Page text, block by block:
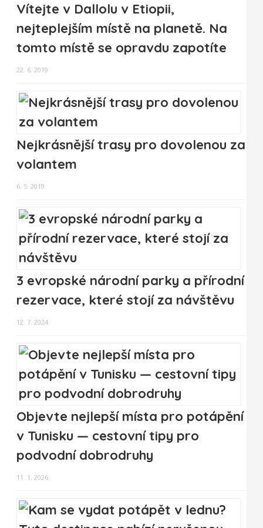
Vítejte v Dallolu v Etiopii,
nejteplejším místě na planetě. Na
tomto místě se opravdu zapotíte
22. 6. 2019
Nejkrásnější trasy pro dovolenou za
volantem
6. 5. 2019
3 evropské národní parky a přírodní
rezervace, které stojí za návštěvu
12. 7. 2024
Objevte nejlepší místa pro potápění
v Tunisku — cestovní tipy pro
podvodní dobrodruhy
11. 1. 2026